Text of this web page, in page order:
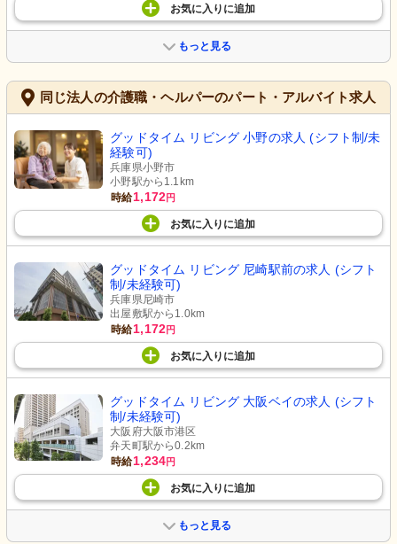
お気に入り に追加
もっと見る
同じ法人の介護職・ヘルパーのパート・アルバイト求人
グッドタイム リビング 小野の求人 (シフト制/未
経験可)
兵庫県小野市
小野駅から1.1km
時給1,172円
お気に入り に追加
グッドタイム リビング 尼崎駅前の求人 (シフト
制/未経験可)
兵庫県尼崎市
出屋敷駅から1.0km
時給1,172円
お気に入り に追加
グッドタイム リビング 大阪ベイの求人 (シフト
制/未経験可)
大阪府大阪市港区
弁天町駅から0.2km
時給1,234円
お気に入り に追加
もっと見る